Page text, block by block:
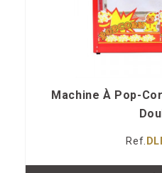
Machine À Pop-
Ref.